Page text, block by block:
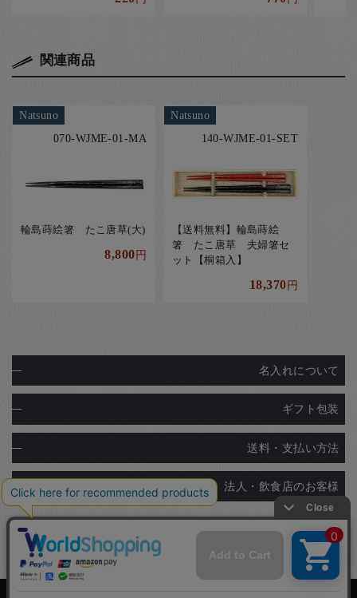
関連商品
Natsuno
070-WJME-01-MA
輪島蒔絵箸 たこ唐草(大)
8,800円
Natsuno
140-WJME-01-SET
【送料無料】輪島蒔絵
箸 たこ唐草 夫婦箸セ
ット【桐箱入】
18,370円
名入れについて
ギフト包装
送料・支払い方法
法人・飲食店のお客様